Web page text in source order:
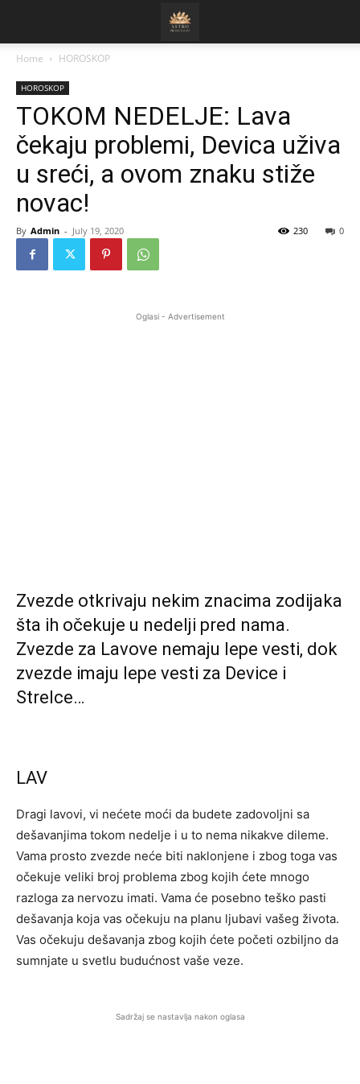
Home HOROSKOP
HOROSKOP
TOKOM NEDELJE: Lava
čekaju problemi, Devica uživa
u sreći, a ovom znaku stiže
novac!
By Admin - July 19, 2020 0
230
Oglasi - Advertisement
Zvezde otkrivaju nekim znacima zodijaka
šta ih očekuje u nedelji pred nama.
Zvezde za Lavove nemaju lepe vesti, dok
zvezde imaju lepe vesti za Device i
Strelce…
LAV
Dragi lavovi, vi nećete moći da budete zadovoljni sa
dešavanjima tokom nedelje i u to nema nikakve dileme.
Vama prosto zvezde neće biti naklonjene i zbog toga vas
očekuje veliki broj problema zbog kojih ćete mnogo
razloga za nervozu imati. Vama će posebno teško pasti
dešavanja koja vas očekuju na planu ljubavi vašeg života.
Vas očekuju dešavanja zbog kojih ćete početi ozbiljno da
sumnjate u svetlu budućnost vaše veze.
Sadržaj se nastavlja nakon oglasa